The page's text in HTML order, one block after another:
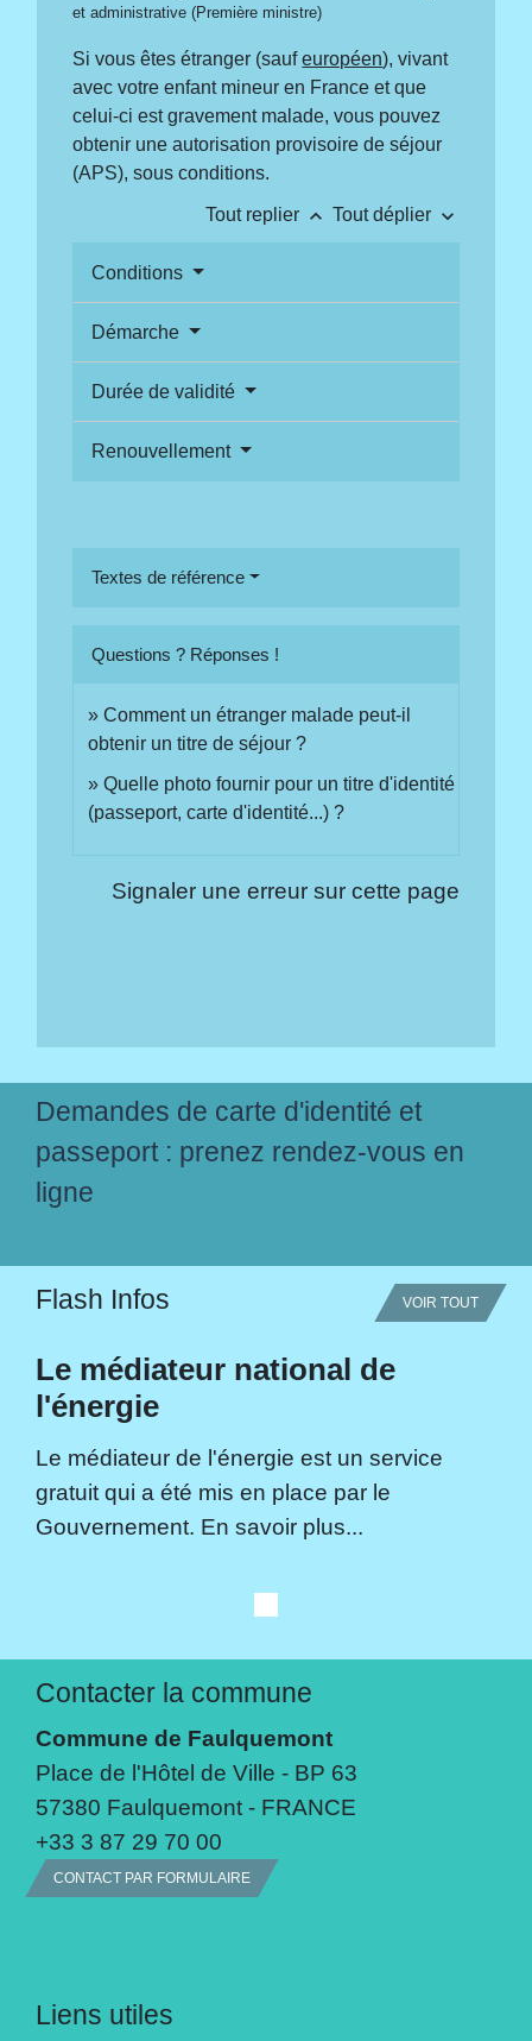
et administrative (Première ministre)
Si vous êtes étranger (saufeuropéen), vivant
avec votre enfant mineur en France et que
celui-ci est gravement malade, vous pouvez
obtenir une autorisation provisoire de séjour
(APS), sous conditions.
Tout replier keyboard_arrow_up Tout déplier keyboard_arrow_down
Conditions
Démarche
Durée de validité
Renouvellement
Textes de référence
Questions ? Réponses !
Comment un étranger malade peut-il
obtenir un titre de séjour ?
Quelle photo fournir pour un titre d'identité
(passeport, carte d'identité...) ?
Signaler une erreur sur cette page
Demandes de carte d'identité et
passeport : prenez rendez-vous en
ligne
Flash Infos VOIR TOUT
Le médiateur national de
l'énergie
Le médiateur de l'énergie est un service
gratuit qui a été mis en place par le
Gouvernement. En savoir plus...
Contacter la commune
Commune de Faulquemont
Place de l'Hôtel de Ville - BP 63
57380 Faulquemont - FRANCE
+33 3 87 29 70 00
CONTACT PAR FORMULAIRE
Liens utiles